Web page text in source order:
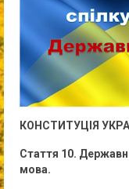
КОНСТИТУЦІЯ
Стаття 10.
мова.